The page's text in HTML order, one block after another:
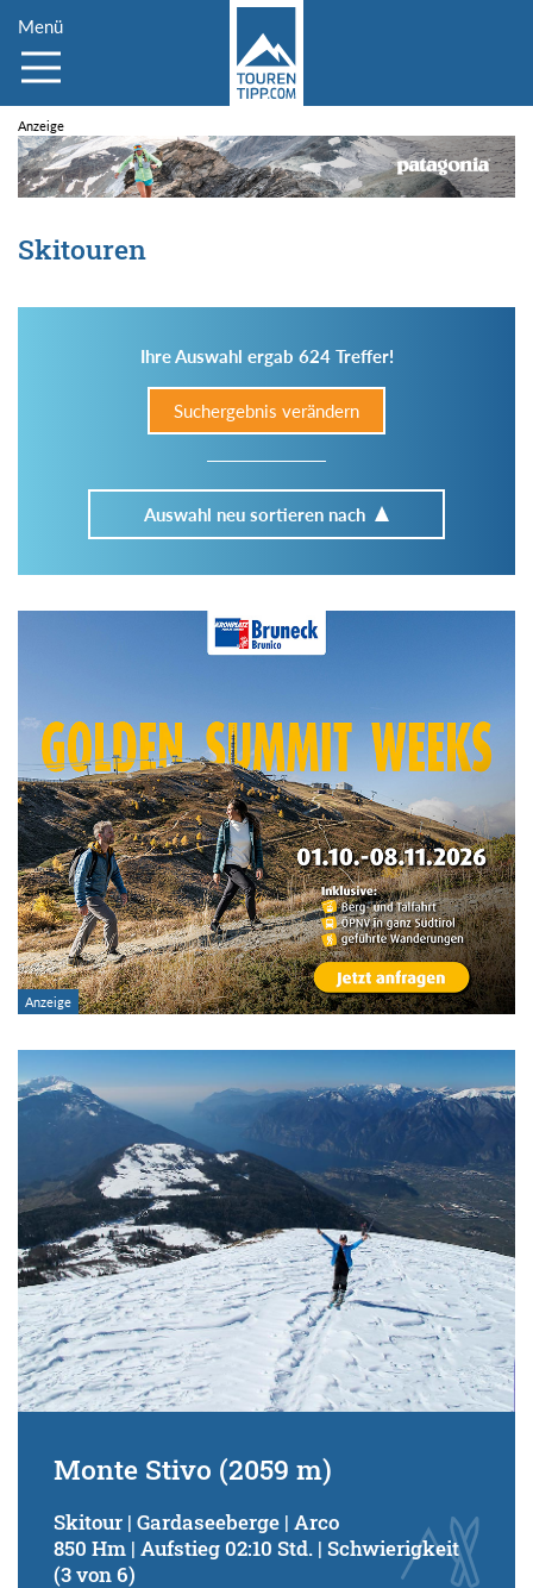
Menü
Skitouren
Ihre Auswahl ergab 624 Treffer!
Suchergebnis verändern
Auswahl neu sortieren nach
Im Tourenarchiv suchen
Region:
Gebirge:
Art der Tour:
Schwierigkeitsgrad:
von
Kondition (Tourdauer):
von
bis
Suchbegriff:
Monte Stivo (2059 m)
Skitour | Gardaseeberge | Arco
850 Hm | Aufstieg 02:10 Std. | Schwierigkeit
(3 von 6)